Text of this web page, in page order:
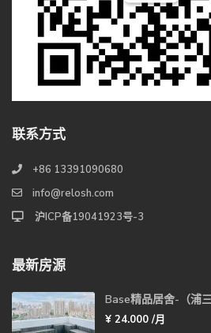
联系方式
+86 13391090680
info@relosh.com
沪ICP备19041923号-3
最新房源
Base精品居舍-（浦
¥ 24.000 /月